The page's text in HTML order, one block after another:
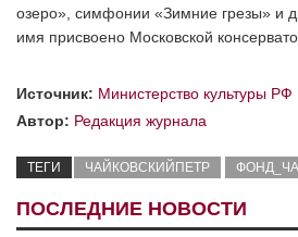
озеро», симфонии «Зимние грезы» и
имя присвоено Московской
Источник: Министерство культуры РФ
Автор: Редакция журнала
ТЕГИ ЧАЙКОВСКИЙПЕТР
ПОСЛЕДНИЕ НОВОСТИ